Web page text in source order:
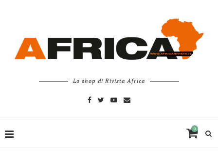
Lo shop di Rivista Africa
0